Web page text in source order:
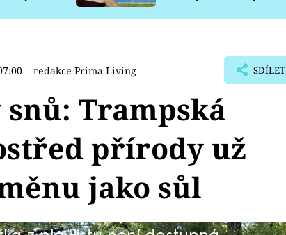
redakce Prima Living SDÍLET
snů: Trampská
přírody už
jako sůl